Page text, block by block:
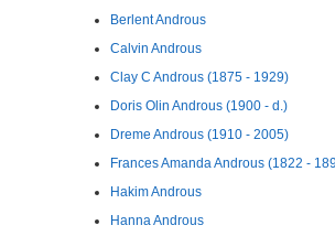
Berlent Androus
Calvin Androus
Clay C Androus (1875 - 1929)
Doris Olin Androus (1900 - d.)
Dreme Androus (1910 - 2005)
Frances Amanda Androus (1822 -
Hakim Androus
Hanna Androus